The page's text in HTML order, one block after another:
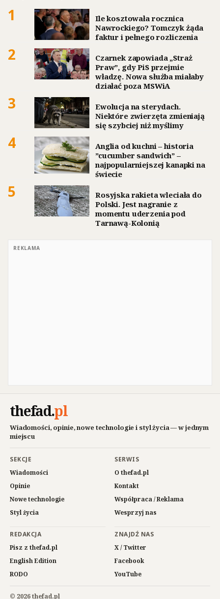
1
Ile kosztowała rocznica
Nawrockiego? Tomczyk żąda
faktur i pełnego rozliczenia
2
Czarnek zapowiada „Straż
Praw”, gdy PiS przejmie
władzę. Nowa służba miałaby
działać poza MSWiA
3
Ewolucja na sterydach.
Niektóre zwierzęta zmieniają
się szybciej niż myślimy
4
Anglia od kuchni – historia
”cucumber sandwich” –
najpopularniejszej kanapki na
świecie
5
Rosyjska rakieta wleciała do
Polski. Jest nagranie z
momentu uderzenia pod
Tarnawą-Kolonią
REKLAMA
thefad.pl
Wiadomości, opinie, nowe technologie i styl życia — w jednym
miejscu
SEKCJE
Wiadomości
Opinie
Nowe technologie
Styl życia
SERWIS
O thefad.pl
Kontakt
Współpraca / Reklama
Wesprzyj nas
REDAKCJA
Pisz z thefad.pl
English Edition
RODO
ZNAJDŹ NAS
X / Twitter
Facebook
YouTube
© 2026 thefad.pl